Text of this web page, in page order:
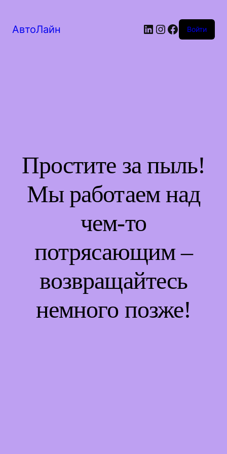
АвтоЛайн LinkedIn
Instagram
Facebook
Войти
Простите за пыль!
Мы работаем над
чем-то
потрясающим –
возвращайтесь
немного позже!